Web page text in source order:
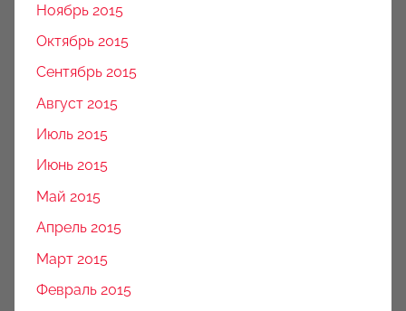
Ноябрь 2015
Октябрь 2015
Сентябрь 2015
Август 2015
Июль 2015
Июнь 2015
Май 2015
Апрель 2015
Март 2015
Февраль 2015